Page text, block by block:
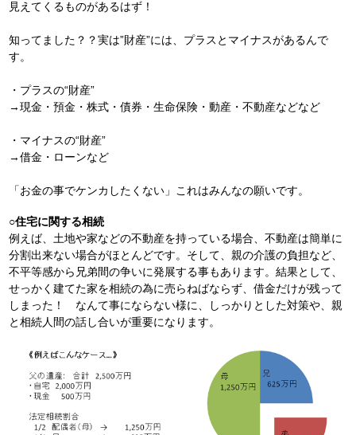
見えてくるものがあるはず！
知ってました？？実は”財産”には、プラスとマイナスがあるんで
す。
・プラスの“財産”
→現金・預金・株式・債券・生命保険・動産・不動産などなど
・マイナスの“財産”
→借金・ローンなど
「お金の事でケンカしたくない」これはみんなの願いです。
○住宅に関する相続
例えば、土地や家などの不動産を持っている場合、不動産は簡単に
分割出来ない場合がほとんどです。そして、親の介護の負担など、
不平等感から兄弟間の争いに発展する事もあります。結果として、
せっかく建てた家を相続の為に売らねばならず、借金だけが残って
しまった！ なんて事にならない様に、しっかりとした対策や、親
と相続人間の話し合いが重要になります。